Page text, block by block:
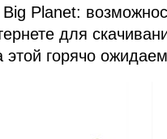
Planet:
для
этой горячо